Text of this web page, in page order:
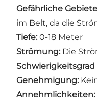
Gefährliche
im Belt, da die
Tiefe: 0-18 Meter
Strömung: Die
Schwierigkeitsgrad
Genehmigung:
Annehmlichkeiten: